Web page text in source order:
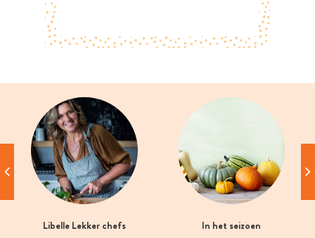
Libelle Lekker chefs In het seizoen